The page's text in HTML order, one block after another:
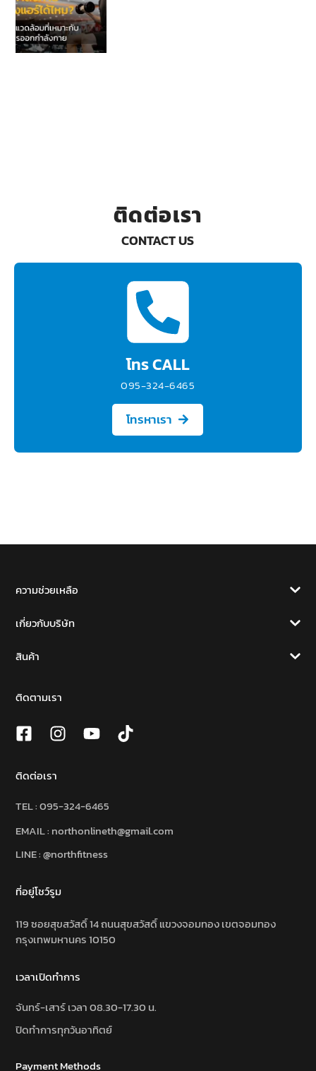
CONTACT US
ติดต่อเรา
095-324-6465
โทร CALL
โทรหาเรา
ความช่วยเหลือ
เกี่ยวกับบริษัท
สินค้า
ติดตามเรา
ติดต่อเรา
TEL :095-324-6465
EMAIL : northonlineth@gmail.com
LINE : @northfitness
ที่อยู่โชว์รูม
119 ซอยสุขสวัสดิ์ 14 ถนนสุขสวัสดิ์ แขวงจอมทอง เขตจอมทอง
กรุงเทพมหานคร 10150
เวลาเปิดทำการ
จันทร์-เสาร์ เวลา 08.30-17.30 น.
ปิดทำการทุกวันอาทิตย์
Payment Methods